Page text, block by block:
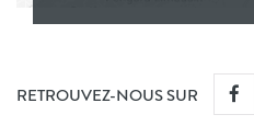
RETROUVEZ-NOUS SUR